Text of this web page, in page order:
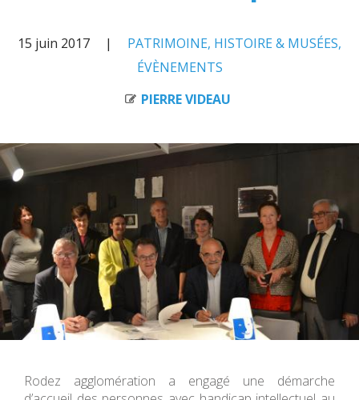
15 juin 2017 PATRIMOINE, HISTOIRE & MUSÉES,
ÉVÈNEMENTS
PIERRE VIDEAU
Rodez agglomération a engagé une démarche